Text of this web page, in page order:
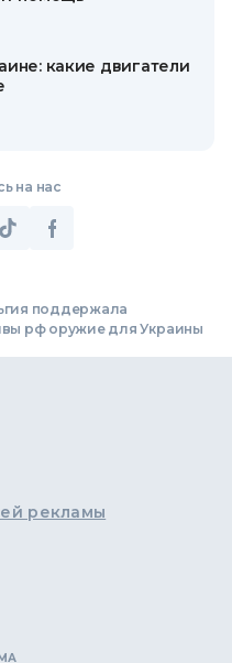
какие двигатели
на нас
поддержала
рф оружие для Украины
рекламы